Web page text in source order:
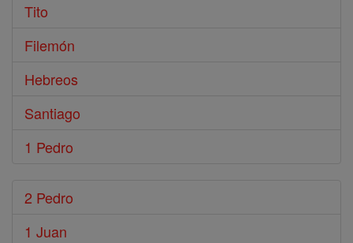
Tito
Filemón
Hebreos
Santiago
1 Pedro
2 Pedro
1 Juan